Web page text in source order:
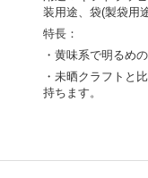
装用途、袋(製袋用
特長：
・黄味系で明るめ
・未晒クラフトと
持ちます。